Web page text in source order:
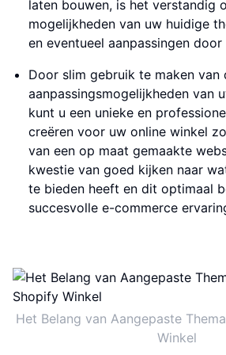
laten bouwen, is het verstandig
mogelijkheden van uw huidige
en eventueel aanpassingen
Door slim gebruik te maken van
aanpassingsmogelijkheden van
kunt u een unieke en
creëren voor uw online winkel
van een op maat gemaakte
kwestie van goed kijken naar
te bieden heeft en dit optimaal
succesvolle e-commerce
Het Belang van Aangepaste
Winkel